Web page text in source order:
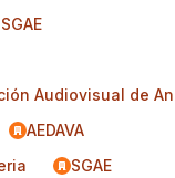
Audiovisual de
AEDAVA
SGAE